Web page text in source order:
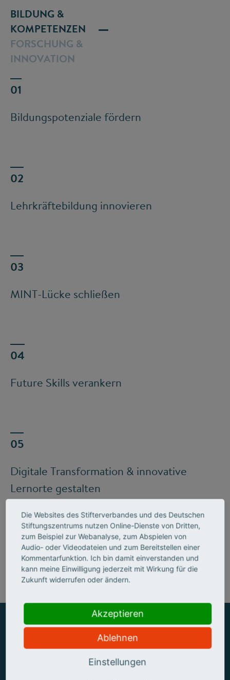
BILDUNG &
KOMPETENZEN
Bildungspotenziale fördern
Lehrkräftebildung innovieren
MINT-Lücke schließen
Future Skills verankern
Digitale Transformation & innovative
Lernorte gestalten
Mehr zum Handlungsfeld "Bildung &
Kompetenzen"
FORSCHUNG &
INNOVATION
ZUSAMMEN MEHR ERREICHEN
Die Websites des Stifterverbandes und des Deutschen
Stiftungszentrums nutzen Online-Dienste von Dritten,
zum Beispiel zur Webanalyse, zum Abspielen von
Audio- oder Videodateien und zum Bereitstellen einer
Kommentarfunktion. Ich bin damit einverstanden und
kann meine Einwilligung jederzeit mit Wirkung für die
Zukunft widerrufen oder ändern.
Akzeptieren
Ablehnen
Einstellungen